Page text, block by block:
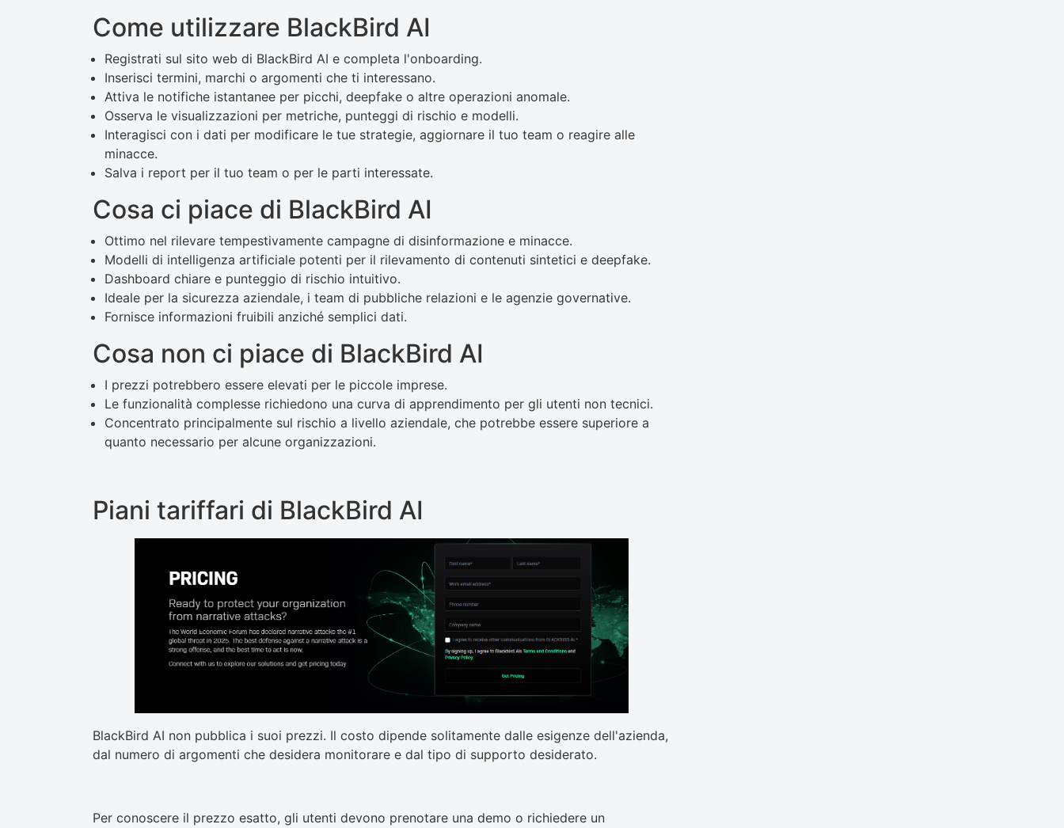
Come utilizzare BlackBird AI
Registrati sul sito web di BlackBird AI e completa l'onboarding.
Inserisci termini, marchi o argomenti che ti interessano.
Attiva le notifiche istantanee per picchi, deepfake o altre operazioni anomale.
Osserva le visualizzazioni per metriche, punteggi di rischio e modelli.
Interagisci con i dati per modificare le tue strategie, aggiornare il tuo team o reagire alle
minacce.
Salva i report per il tuo team o per le parti interessate.
Cosa ci piace di BlackBird AI
Ottimo nel rilevare tempestivamente campagne di disinformazione e minacce.
Modelli di intelligenza artificiale potenti per il rilevamento di contenuti sintetici e deepfake.
Dashboard chiare e punteggio di rischio intuitivo.
Ideale per la sicurezza aziendale, i team di pubbliche relazioni e le agenzie governative.
Fornisce informazioni fruibili anziché semplici dati.
Cosa non ci piace di BlackBird AI
I prezzi potrebbero essere elevati per le piccole imprese.
Le funzionalità complesse richiedono una curva di apprendimento per gli utenti non tecnici.
Concentrato principalmente sul rischio a livello aziendale, che potrebbe essere superiore a
quanto necessario per alcune organizzazioni.
Piani tariffari di BlackBird AI
BlackBird AI non pubblica i suoi prezzi. Il costo dipende solitamente dalle esigenze dell'azienda,
dal numero di argomenti che desidera monitorare e dal tipo di supporto desiderato.
Per conoscere il prezzo esatto, gli utenti devono prenotare una demo o richiedere un